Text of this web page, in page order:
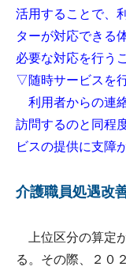
活用することで、
ターが対応できる
必要な対応を行う
▽随時サービスを
利用者からの連
訪問するのと同程
ビスの提供に支障
介護職員処遇改
上位区分の算定
る。その際、２０